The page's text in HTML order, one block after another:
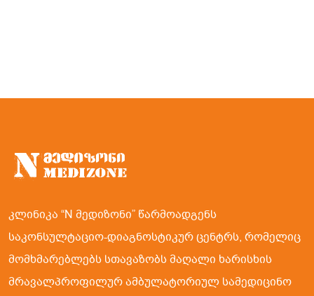
კლინიკა “N მედიზონი” წარმოადგენს
საკონსულტაციო-დიაგნოსტიკურ ცენტრს, რომელიც
მომხმარებლებს სთავაზობს მაღალი ხარისხის
მრავალპროფილურ ამბულატორიულ სამედიცინო